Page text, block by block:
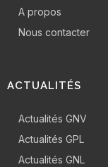
A propos
Nous contacter
ACTUALITÉS
Actualités GNV
Actualités GPL
Actualités GNL